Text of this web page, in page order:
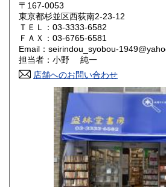
岡山県 600円
山口県 600円 徳島
香川県 600円
福岡
600円
600円 大分
600円 鹿児
〒167-0053
東京都杉並区西荻南2-23-12
ＴＥＬ：03-3333-6582
ＦＡＸ：03-6765-6581
Email：seirindou_syobou-
担当者：小野 純一
店舗へのお問い合わせ